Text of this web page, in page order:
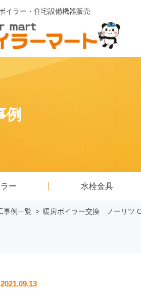
イラー・住宅設備機器販売
例
ー 水栓金具
事例一覧 > 暖房ボイラー交換 ノーリツ
2021.09.13